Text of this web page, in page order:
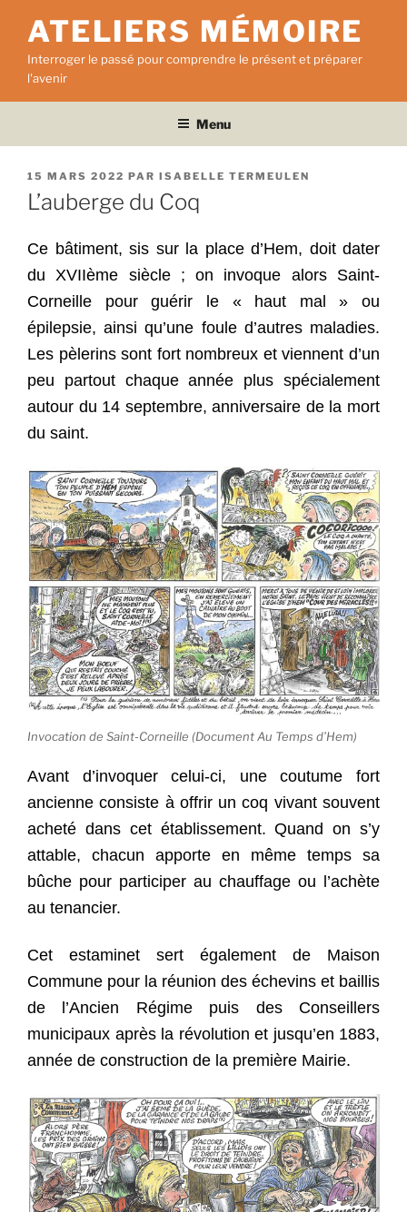
contenu
principal
ATELIERS MÉMOIRE
Interroger le passé pour comprendre le présent et préparer
l'avenir
Menu
PUBLIÉ
LE
15 MARS 2022 PAR ISABELLE TERMEULEN
L’auberge du Coq
Ce bâtiment, sis sur la place d’Hem, doit dater
du XVIIème siècle ; on invoque alors Saint-
Corneille pour guérir le « haut mal » ou
épilepsie, ainsi qu’une foule d’autres maladies.
Les pèlerins sont fort nombreux et viennent d’un
peu partout chaque année plus spécialement
autour du 14 septembre, anniversaire de la mort
du saint.
Invocation de Saint-Corneille (Document Au Temps d’Hem)
Avant d’invoquer celui-ci, une coutume fort
ancienne consiste à offrir un coq vivant souvent
acheté dans cet établissement. Quand on s’y
attable, chacun apporte en même temps sa
bûche pour participer au chauffage ou l’achète
au tenancier.
Cet estaminet sert également de Maison
Commune pour la réunion des échevins et baillis
de l’Ancien Régime puis des Conseillers
municipaux après la révolution et jusqu’en 1883,
année de construction de la première Mairie.